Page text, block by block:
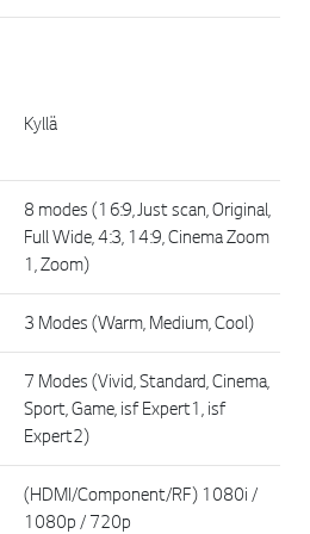
Kyllä
8 modes (16:9, Just scan, Original,
Full Wide, 4:3, 14:9, Cinema Zoom
1, Zoom)
3 Modes (Warm, Medium, Cool)
7 Modes (Vivid, Standard, Cinema,
Sport, Game, isf Expert1, isf
Expert2)
(HDMI/Component/RF) 1080i /
1080p / 720p